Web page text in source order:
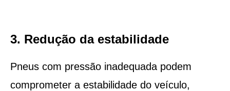
3. Redução da estabilidade
Pneus com pressão inadequada podem
comprometer a estabilidade do veículo,